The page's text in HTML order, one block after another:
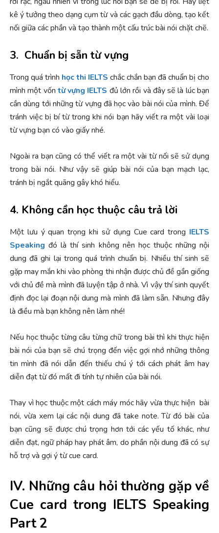
kê ý tưởng theo dạng cụm từ và các gạch đầu dòng, tạo kết
nối giữa các phần và tạo thành một cấu trúc bài nói chặt chẽ.
3. Chuẩn bị sẵn từ vựng
Trong quá trình học thi IELTS chắc chắn bạn đã chuẩn bị cho
mình một vốn từ vựng IELTS đủ lớn rồi và đây sẽ là lúc bạn
cần dùng tới những từ vựng đã học vào bài nói của mình. Để
tránh việc bị bí từ trong khi nói bạn hãy viết ra một vài loại
từ vựng bạn có vào giấy nhé.
Ngoài ra bạn cũng có thể viết ra một vài từ nối sẽ sử dụng
trong bài nói. Như vậy sẽ giúp bài nói của bạn mạch lạc,
tránh bị ngắt quãng gây khó hiểu.
4. Không cần học thuộc câu trả lời
Một lưu ý quan trọng khi sử dụng Cue card trong IELTS
Speaking đó là thí sinh không nên học thuộc những nội
dung đã ghi lại trong quá trình chuẩn bị. Nhiều thí sinh sẽ
gặp may mắn khi vào phòng thi nhận được chủ đề gần giống
với chủ đề mà mình đã luyện tập ở nhà. Vì vậy thí sinh quyết
định đọc lại đoạn nội dung mà mình đã làm sẵn. Nhưng đây
là điều mà bạn không nên làm nhé!
Nếu học thuộc từng câu từng chữ trong bài thì khi thực hiện
bài nói của bạn sẽ chú trọng đến việc gợi nhớ những thông
tin mình đã nói dẫn đến thiếu chú ý tới cách phát âm hay
diễn đạt từ đó mất đi tính tự nhiên của bài nói.
Thay vì học thuộc một cách máy móc hãy vừa thực hiện bài
nói, vừa xem lại các nội dung đã take note. Từ đó bài của
bạn cũng sẽ được chú trọng hơn tới các yếu tố khác, như
diễn đạt, ngữ pháp hay phát âm, do phần nội dung đã có sự
hỗ trợ và gợi ý từ cue card.
IV. Những câu hỏi thường gặp về
Cue card trong IELTS Speaking
Part 2